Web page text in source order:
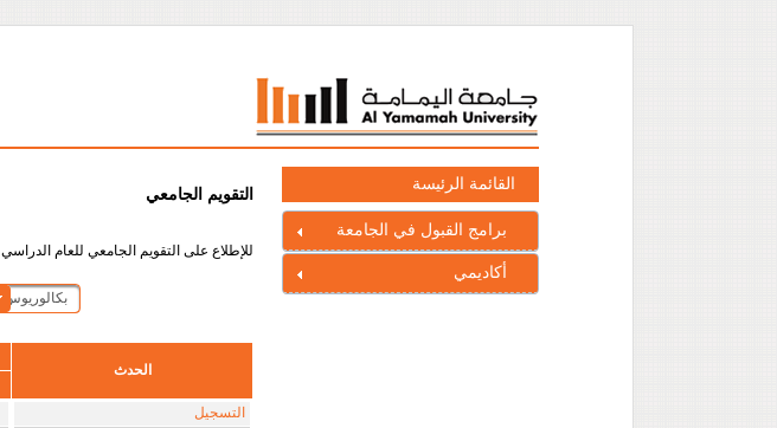
القائمة الرئيسة
برامج القبول في الجامعة
أكاديمي
التقويم الجامعي
للإطلاع على التقويم الجامعي للعام الدراسي
بكالوريوس
الحدث
التسجيل